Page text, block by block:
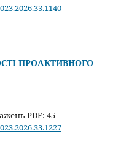
ПРОАКТИВНОГО
PDF: 45